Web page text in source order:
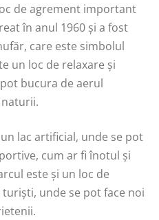
de agrement important
în anul 1960 și a fost
care este simbolul
un loc de relaxare și
bucura de aerul
lac artificial, unde se pot
cum ar fi înotul și
este și un loc de
unde se pot face noi